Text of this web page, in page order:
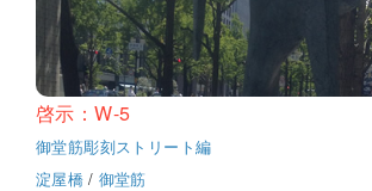
啓示：W-5
御堂筋彫刻ストリート編
淀屋橋 / 御堂筋